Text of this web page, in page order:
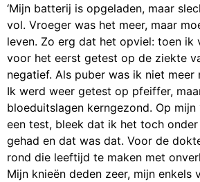
‘Mijn batterij is opgeladen, maar
vol. Vroeger was het meer, maar
leven. Zo erg dat het opviel: toen ik
voor het eerst getest op de ziekte
negatief. Als puber was ik niet meer
Ik werd weer getest op pfeiffer,
bloeduitslagen kerngezond. Op
een test, bleek dat ik het toch
gehad en dat was dat. Voor de
rond die leeftijd te maken met
Mijn knieën deden zeer, mijn enkels